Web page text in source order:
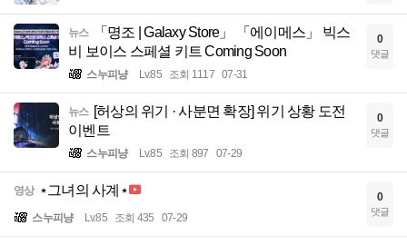
뉴스
「명조 | Galaxy Store」 「에이메스」 빅스
비 보이스 스페셜 키트 Coming Soon
스누피냥 Lv.85 조회 1117 07-31
0
댓글
뉴스 [허상의 위기 · 사분면 확장] 위기 상황 도전
이벤트
스누피냥 Lv.85 조회 897 07-29
0
댓글
영상 ⋆그녀의 사계⋆
스누피냥 Lv.85 조회 435 07-29
0
댓글